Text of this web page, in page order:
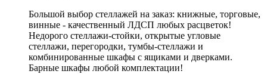
Большой выбор стеллажей на заказ: книжные, торговые,
винные - качественный ЛДСП любых расцветок!
Недорого стеллажи-стойки, открытые угловые
стеллажи, перегородки, тумбы-стеллажи и
комбинированные шкафы с ящиками и дверками.
Барные шкафы любой комплектации!